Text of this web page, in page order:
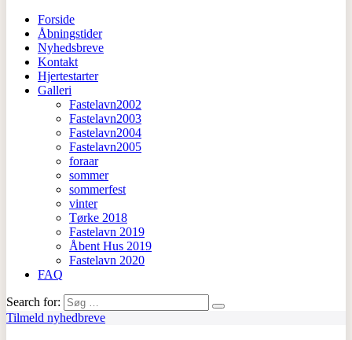
Forside
Åbningstider
Nyhedsbreve
Kontakt
Hjertestarter
Galleri
Fastelavn2002
Fastelavn2003
Fastelavn2004
Fastelavn2005
foraar
sommer
sommerfest
vinter
Tørke 2018
Fastelavn 2019
Åbent Hus 2019
Fastelavn 2020
FAQ
Search for:
Tilmeld nyhedbreve